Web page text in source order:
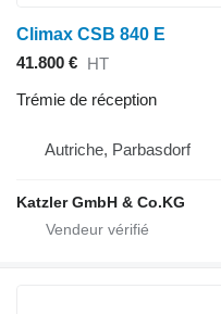
Climax CSB 840 E
41.800 € HT
Trémie de réception
Autriche, Parbasdorf
Katzler GmbH & Co.KG